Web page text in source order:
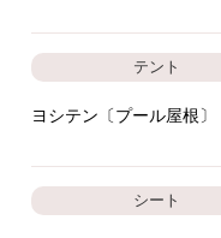
テント
ヨシテン〔プール屋根〕
シート